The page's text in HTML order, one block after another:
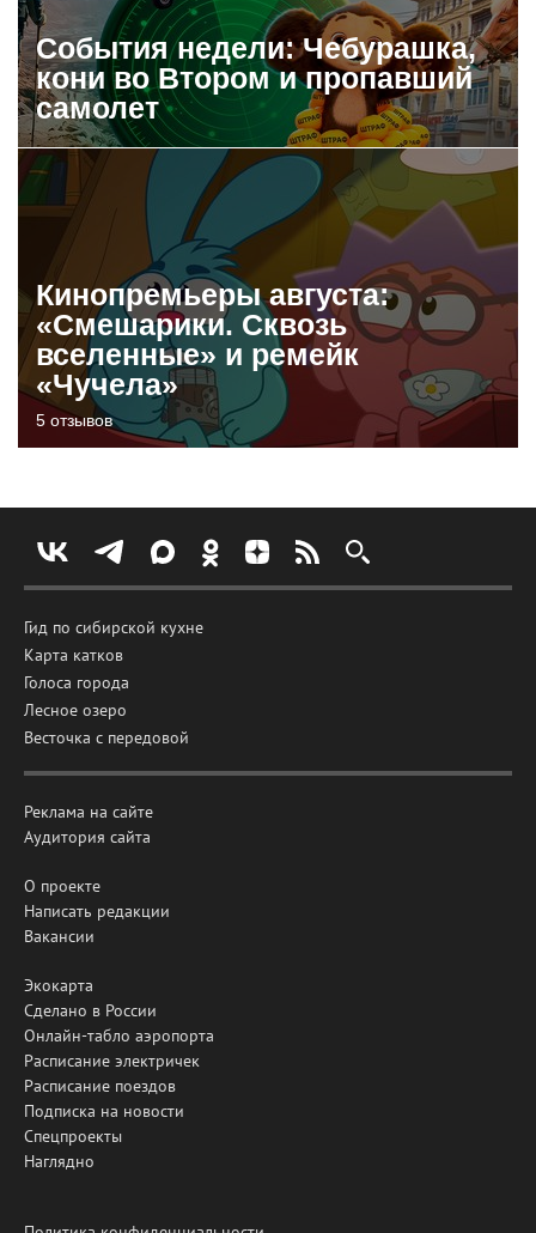
События недели: Чебурашка,
кони во Втором и пропавший
самолет
Кинопремьеры августа:
«Смешарики. Сквозь
вселенные» и ремейк
«Чучела»
5 отзывов
Гид по сибирской кухне
Карта катков
Голоса города
Лесное озеро
Весточка с передовой
Реклама на сайте
Аудитория сайта
О проекте
Написать редакции
Вакансии
Экокарта
Сделано в России
Онлайн-табло аэропорта
Расписание электричек
Расписание поездов
Подписка на новости
Спецпроекты
Наглядно